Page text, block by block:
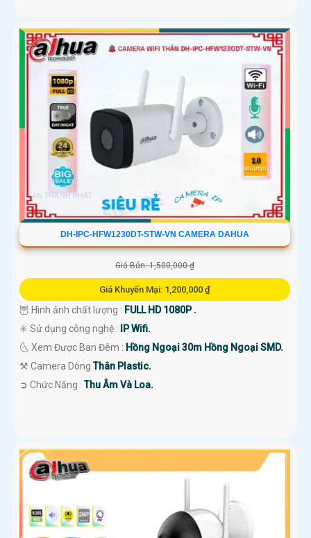
DH-IPC-HFW1230DT-STW-VN CAMERA DAHUA
Giá Bán: 1,500,000 ₫
Giá Khuyến Mại: 1,200,000 ₫
🦉 Hình ảnh chất lượng : FULL HD 1080P .
✳️ Sử dụng công nghệ :
IP Wifi.
🌜 Xem Được Ban Đêm : Hồng Ngoại 30m Hồng Ngoại SMD.
⚒ Camera DòngThân Plastic.
️➲ Chức Năng :Thu Âm Và Loa.